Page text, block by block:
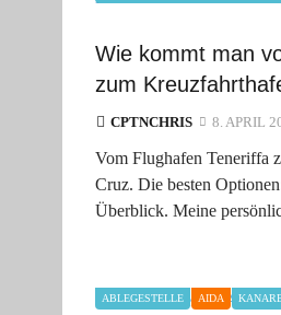
Wie kommt man
zum
CPTNCHRIS 8. APRIL
Vom Flughafen Teneriffa
Cruz. Die besten
Überblick. Meine
ABLEGESTELLE AIDA